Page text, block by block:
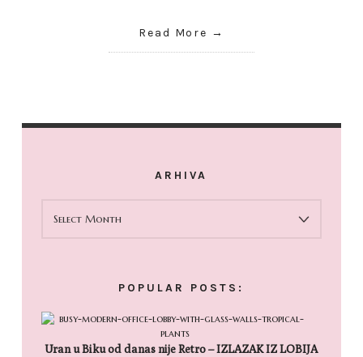
Read More
ARHIVA
POPULAR POSTS:
Uran u Biku od danas nije Retro – IZLAZAK IZ LOBIJA